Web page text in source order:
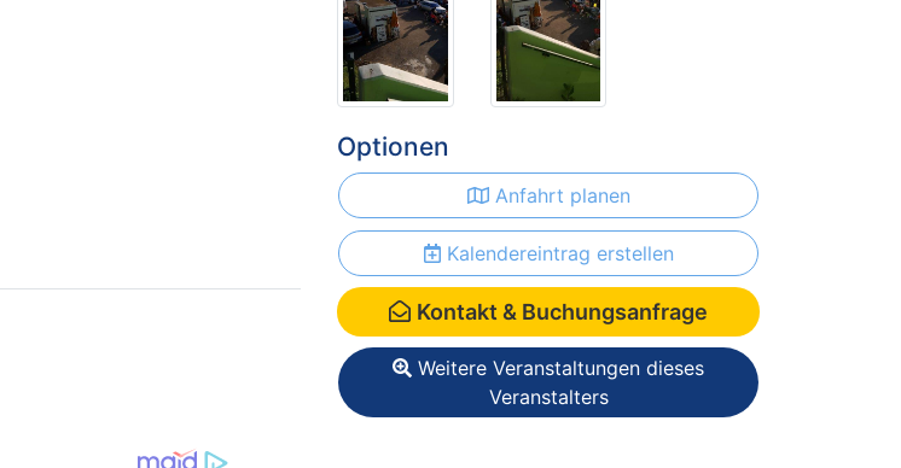
Optionen
Anfahrt planen
Kalendereintrag erstellen
Kontakt & Buchungsanfrage
Weitere Veranstaltungen dieses
Veranstalters